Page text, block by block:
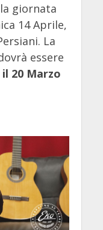
giornata
14 Aprile,
La
essere
20 Marzo